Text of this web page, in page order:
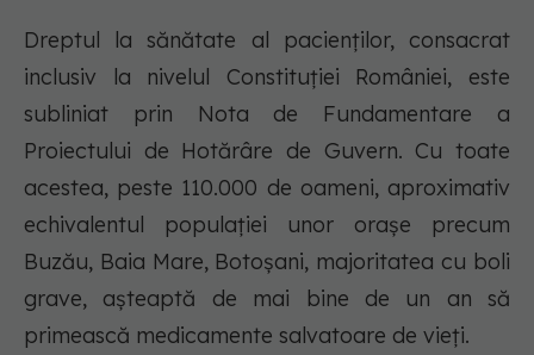
Dreptul la sănătate al pacienților, consacrat
inclusiv la nivelul Constituției României, este
subliniat prin Nota de Fundamentare a
Proiectului de Hotărâre de Guvern. Cu toate
acestea, peste 110.000 de oameni, aproximativ
echivalentul populației unor orașe precum
Buzău, Baia Mare, Botoșani, majoritatea cu boli
grave, așteaptă de mai bine de un an să
primească medicamente salvatoare de vieți.